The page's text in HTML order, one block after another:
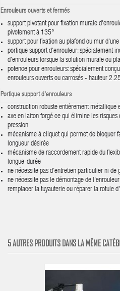
Enrouleurs ouverts et fermés
support pivotant pour fixation murale
pivotement à 135°
support pour fixation au plafond ou mur
portique support d'enrouleur: spécialement
d'enrouleurs lorsque la solution murale ou
potence pour enrouleurs: spécialement
enrouleurs ouverts ou carrosés - hauteur
Portique support d'enrouleurs
construction robuste entièrement métallique
axe en laiton forgé ce qui élimine les
pression
mécanisme à cliquet qui permet de bloquer
longueur désirée
mécanisme de raccordement rapide du
longue-durée
ne nécessite pas d'entretien particulier ni de
ne nécessite pas le démontage de
remplacer la tuyauterie ou réparer la rotule
5 AUTRES PRODUITS DANS LA MÊME